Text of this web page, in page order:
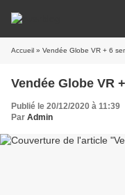
Accueil » Vendée Globe VR + 6
Vendée Globe VR
Publié le 20/12/2020 à 11:39
Par Admin